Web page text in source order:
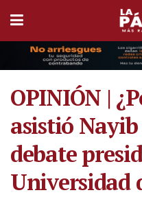
OPINIÓN |
asistió
debate
Universidad